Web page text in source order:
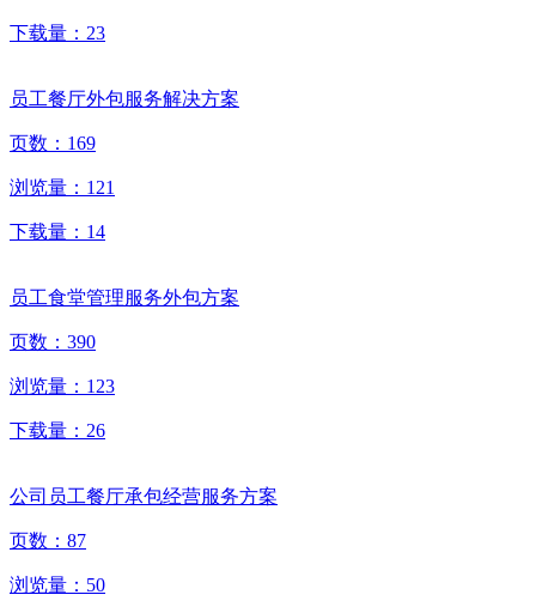
下载量： 23
员工餐厅外包服务解决方案
页数： 169
浏览量： 121
下载量： 14
员工食堂管理服务外包方案
页数： 390
浏览量： 123
下载量： 26
公司员工餐厅承包经营服务方案
页数： 87
浏览量： 50